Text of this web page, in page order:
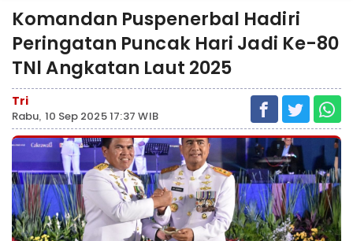
Komandan Puspenerbal Hadiri
Peringatan Puncak Hari Jadi Ke-80
TNl Angkatan Laut 2025
Tri
Rabu, 10 Sep 2025 17:37 WIB